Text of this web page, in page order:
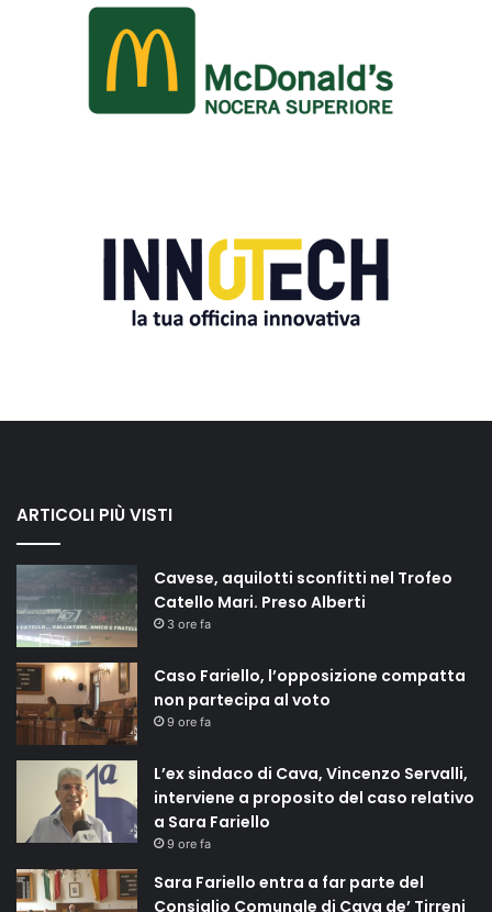
ARTICOLI PIÙ VISTI
Cavese, aquilotti sconfitti nel Trofeo
Catello Mari. Preso Alberti
3 ore fa
Caso Fariello, l’opposizione compatta
non partecipa al voto
9 ore fa
L’ex sindaco di Cava, Vincenzo Servalli,
interviene a proposito del caso relativo
a Sara Fariello
9 ore fa
Sara Fariello entra a far parte del
Consiglio Comunale di Cava de’ Tirreni